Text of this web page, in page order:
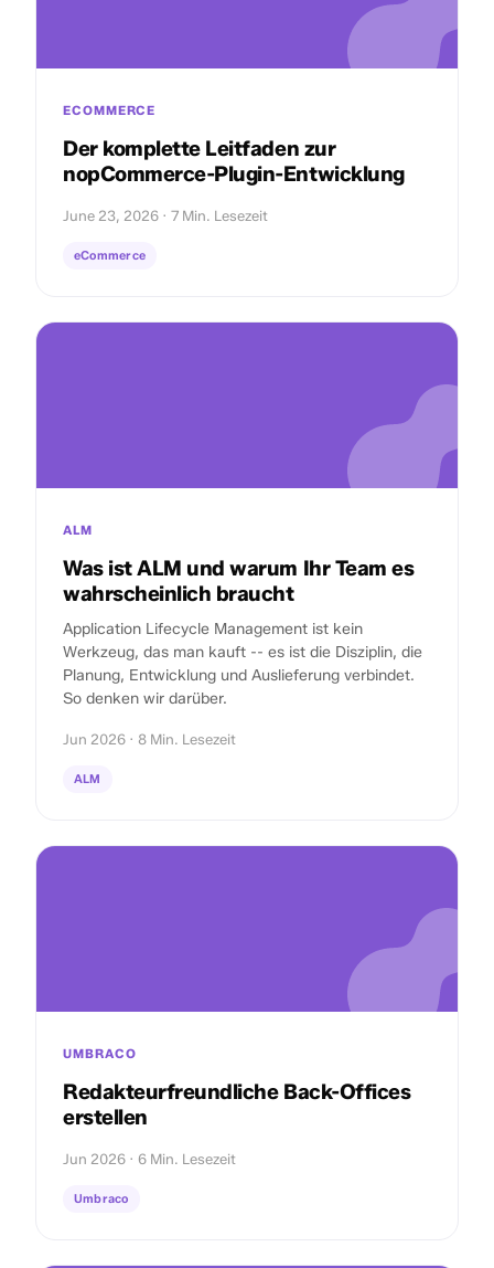
ECOMMERCE
Der komplette Leitfaden zur
nopCommerce-Plugin-Entwicklung
June 23, 2026 · 7 Min. Lesezeit
eCommerce
ALM
Was ist ALM und warum Ihr Team es
wahrscheinlich braucht
Application Lifecycle Management ist kein
Werkzeug, das man kauft -- es ist die Disziplin, die
Planung, Entwicklung und Auslieferung verbindet.
So denken wir darüber.
Jun 2026 · 8 Min. Lesezeit
ALM
UMBRACO
Redakteurfreundliche Back-Offices
erstellen
Jun 2026 · 6 Min. Lesezeit
Umbraco